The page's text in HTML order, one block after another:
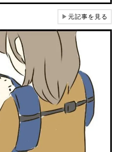
▶元記事を見る